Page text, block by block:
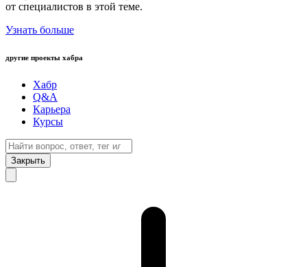
от специалистов в этой теме.
Узнать больше
другие проекты хабра
Хабр
Q&A
Карьера
Курсы
Закрыть